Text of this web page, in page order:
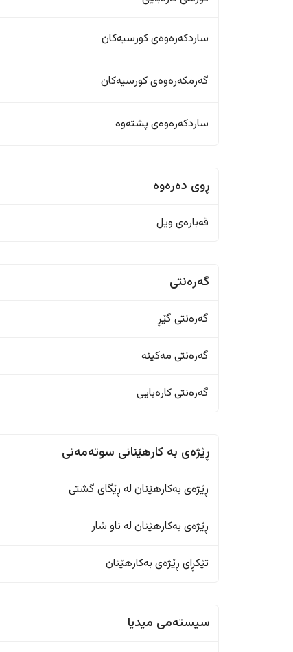
ساردکەرەوەی کورسیەکان
گەرمکەرەوەی کورسیەکان
ساردکەرەوەی پشتەوە
ڕوی دەرەوە
قەبارەی ویل
گەرەنتی
گەرەنتی گێڕ
گەرەنتی مەکینە
گەرەنتی کارەبایی
ڕێژەى به کارهێنانی سوتەمەنی
ڕێژەى بەکارهێنان له ڕێگای گشتی
ڕێژەى بەکارهێنان له ناو شار
تێکڕای ڕێژەى بەکارهێنان
سیستەمی میدیا